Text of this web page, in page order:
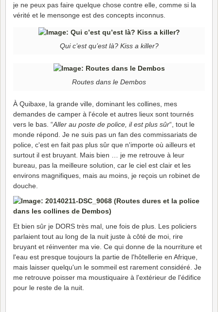
je ne peux pas faire quelque chose contre elle, comme si la
vérité et le mensonge est des concepts inconnus.
Qui c’est qu’est là? Kiss a killer?
Routes dans le Dembos
À Quibaxe, la grande ville, dominant les collines, mes
demandes de camper à l'école et autres lieux sont tournés
vers le bas. “Aller au poste de police, il est plus sûr“, tout le
monde répond. Je ne suis pas un fan des commissariats de
police, c'est en fait pas plus sûr que n'importe où ailleurs et
surtout il est bruyant. Mais bien … je me retrouve à leur
bureau, pas la meilleure solution, car le ciel est clair et les
environs magnifiques, mais au moins, je reçois un robinet de
douche.
Et bien sûr je DORS très mal, une fois de plus. Les policiers
parlaient tout au long de la nuit juste à côté de moi, rire
bruyant et réinventer ma vie. Ce qui donne de la nourriture et
l'eau est presque toujours la partie de l'hôtellerie en Afrique,
mais laisser quelqu'un le sommeil est rarement considéré. Je
me retrouve poisser ma moustiquaire à l'extérieur de l'édifice
pour le reste de la nuit.